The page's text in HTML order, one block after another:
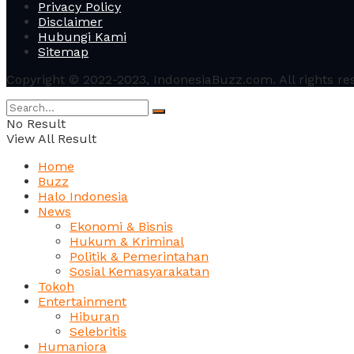
Privacy Policy
Disclaimer
Hubungi Kami
Sitemap
Copyright © 2022-2023, IndonesiaBuzz.com. All rights
No Result
View All Result
Home
Buzz
Halo Indonesia
News
Ekonomi & Bisnis
Hukum & Kriminal
Politik & Pemerintahan
Sosial Kemasyarakatan
Tokoh
Entertainment
Hiburan
Selebritis
Humaniora